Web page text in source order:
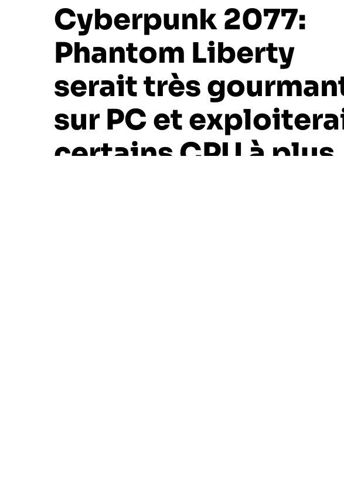
Cyberpunk 2077:
Phantom Liberty
serait très
sur PC et
certains CPU à plus